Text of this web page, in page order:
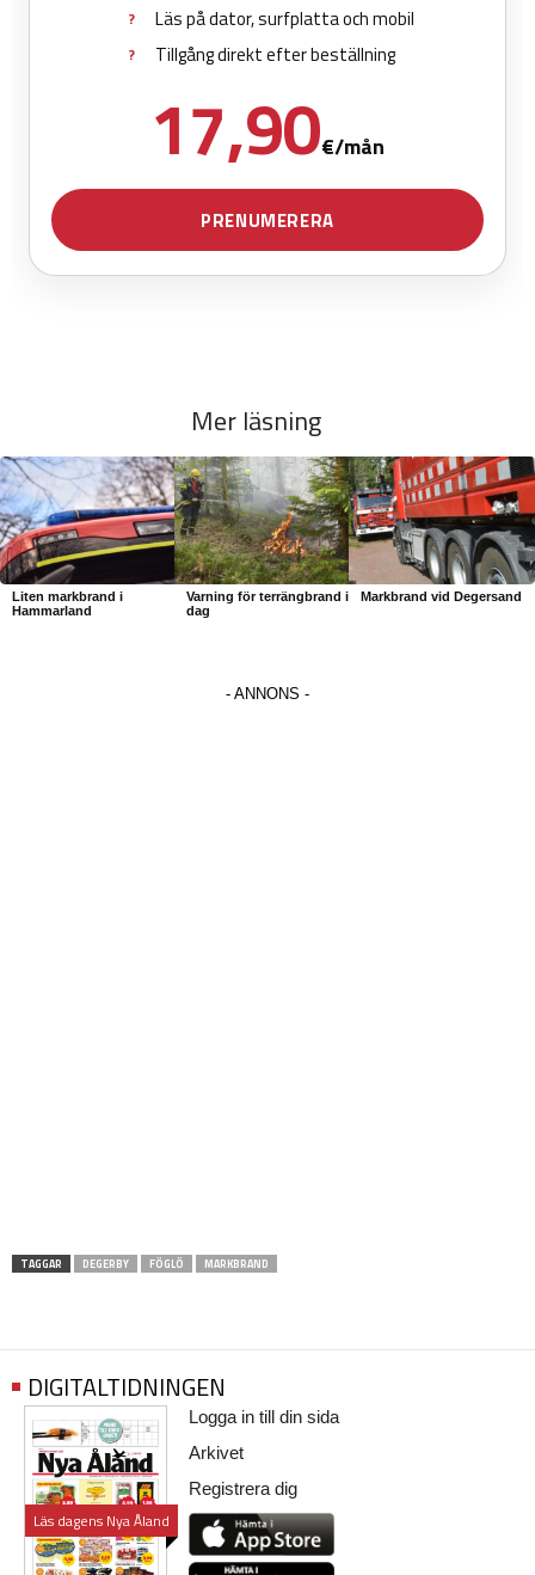
Mer läsning
Liten markbrand i
Hammarland
Varning för terrängbrand i
dag
Markbrand vid Degersand
TAGGAR DEGERBY FÖGLÖ MARKBRAND
DIGITALTIDNINGEN
Läs dagens Nya Åland
Logga in till din sida
Arkivet
Registrera dig